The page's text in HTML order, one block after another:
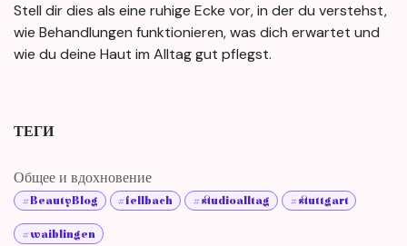
Stell dir dies als eine ruhige Ecke vor, in der du verstehst,
wie Behandlungen funktionieren, was dich erwartet und
wie du deine Haut im Alltag gut pflegst.
ТЕГИ
Общее и вдохновение
#BeautyBlog #fellbach #studioalltag #stuttgart
#waiblingen